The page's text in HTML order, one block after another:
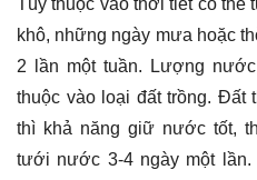
Tùy thuộc vào thời tiết có
khô, những ngày mưa hoặc
2 lần một tuần. Lượng
thuộc vào loại đất trồng. Đất
thì khả năng giữ nước tốt,
tưới nước 3-4 ngày một